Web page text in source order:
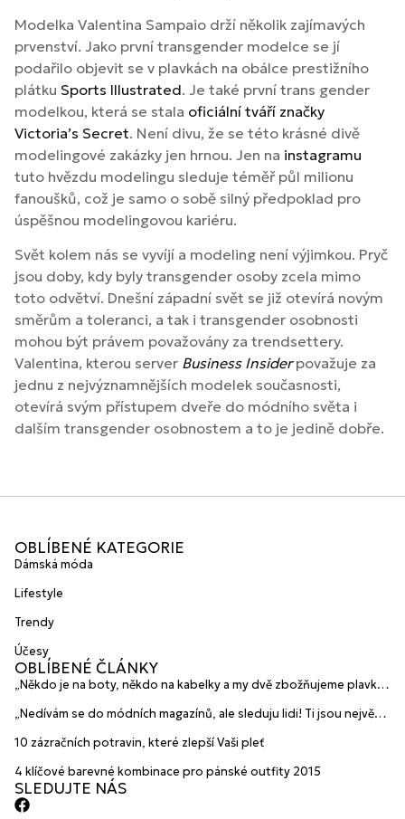
Modelka Valentina Sampaio drží několik zajímavých
prvenství. Jako první transgender modelce se jí
podařilo objevit se v plavkách na obálce prestižního
plátku Sports Illustrated. Je také první trans gender
modelkou, která se stala oficiální tváří značky
Victoria’s Secret. Není divu, že se této krásné divě
modelingové zakázky jen hrnou. Jen na instagramu
tuto hvězdu modelingu sleduje téměř půl milionu
fanoušků, což je samo o sobě silný předpoklad pro
úspěšnou modelingovou kariéru.
Svět kolem nás se vyvíjí a modeling není výjimkou. Pryč
jsou doby, kdy byly transgender osoby zcela mimo
toto odvětví. Dnešní západní svět se již otevírá novým
směrům a toleranci, a tak i transgender osobnosti
mohou být právem považovány za trendsettery.
Valentina, kterou server Business Insiderpovažuje za
jednu z nejvýznamnějších modelek současnosti,
otevírá svým přístupem dveře do módního světa i
dalším transgender osobnostem a to je jedině dobře.
OBLÍBENÉ KATEGORIE
Dámská móda
Lifestyle
Trendy
Účesy
OBLÍBENÉ ČLÁNKY
„Někdo je na boty, někdo na kabelky a my dvě zbožňujeme plavky“
HANAJANA Swimwear
„Nedívám se do módních magazínů, ale sleduju lidi! Ti jsou největší
10 zázračních potravin, které zlepší Vaši pleť
4 klíčové barevné kombinace pro pánské outfity 2015
SLEDUJTE NÁS